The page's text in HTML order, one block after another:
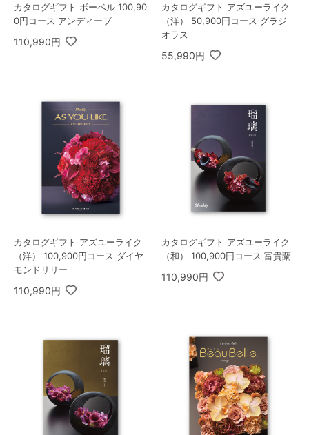
カタログギフト ボーベル 100,90
0円コース アンディーブ
110,990円
カタログギフト アズユーライク
（洋） 50,900円コース グラジ
オラス
55,990円
カタログギフト アズユーライク
（洋） 100,900円コース ダイヤ
モンドリリー
110,990円
カタログギフト アズユーライク
（和） 100,900円コース 富貴蘭
110,990円